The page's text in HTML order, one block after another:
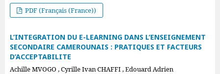
PDF (Français (France))
L’INTEGRATION DU E-LEARNING DANS L’ENSEIGNEMENT
SECONDAIRE CAMEROUNAIS : PRATIQUES ET FACTEURS
D’ACCEPTABILITE
Achille MVOGO , Cyrille Ivan CHAFFI , Edouard Adrien